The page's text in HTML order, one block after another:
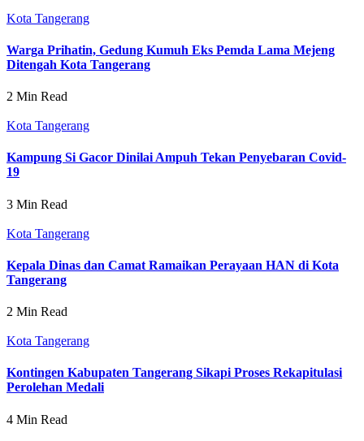
Kota Tangerang
Warga Prihatin, Gedung Kumuh Eks Pemda Lama Mejeng
Ditengah Kota Tangerang
2 Min Read
Kota Tangerang
Kampung Si Gacor Dinilai Ampuh Tekan Penyebaran Covid-
19
3 Min Read
Kota Tangerang
Kepala Dinas dan Camat Ramaikan Perayaan HAN di Kota
Tangerang
2 Min Read
Kota Tangerang
Kontingen Kabupaten Tangerang Sikapi Proses Rekapitulasi
Perolehan Medali
4 Min Read